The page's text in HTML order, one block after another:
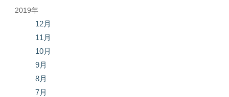
2019年
12月
11月
10月
9月
8月
7月